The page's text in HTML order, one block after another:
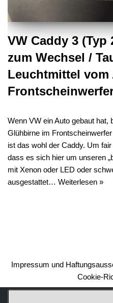
VW Caddy 3
zum Wechsel /
Leuchtmittel
Wenn VW ein Auto gebaut hat,
Glühbirne im
ist das wohl der Caddy. Um
dass es sich hier um unseren
mit Xenon oder LED oder
ausgestattet… Weiterlesen »
Impressum und
Cookie-